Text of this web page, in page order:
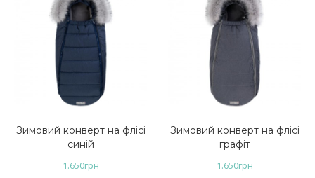
Зимовий конверт на флісі
синій
1.650грн
Зимовий конверт на флісі
графіт
1.650грн